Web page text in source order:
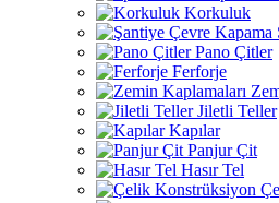
Korkuluk
Pano Çitler
Ferforje
Jiletli Teller
Kapılar
Panjur Çit
Hasır Tel